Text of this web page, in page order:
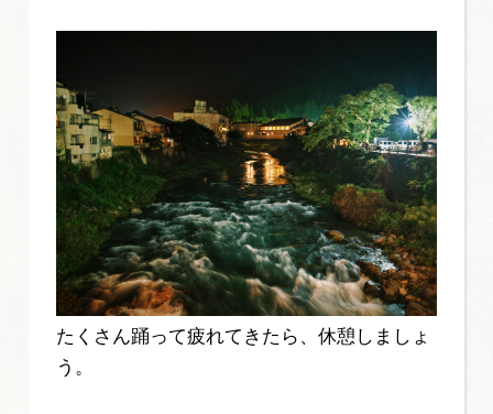
たくさん踊って疲れてきたら、休憩しましょ
う。